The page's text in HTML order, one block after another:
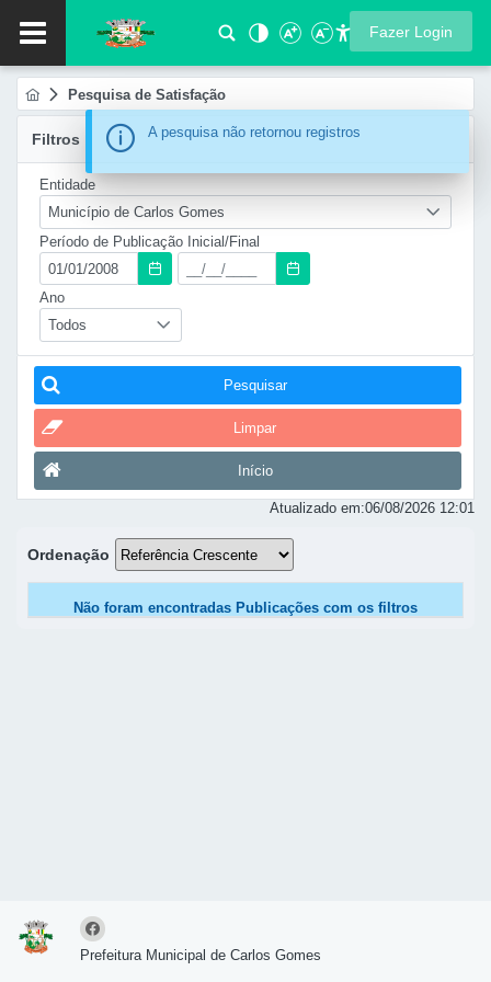
Fazer Login
Pesquisa de Satisfação
Filtros
Entidade
Município de Carlos Gomes
Período de Publicação Inicial/Final
Ano
Todos
Pesquisar
Limpar
Início
Atualizado em:06/08/2026 12:01
Ordenação
Não foram encontradas Publicações com os filtros
Prefeitura Municipal de Carlos Gomes
Information
A pesquisa não retornou registros